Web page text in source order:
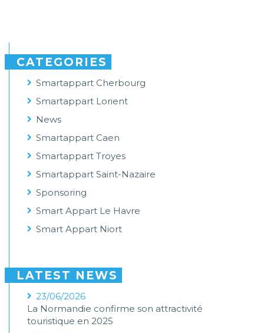
CATEGORIES
Smartappart Cherbourg
Smartappart Lorient
News
Smartappart Caen
Smartappart Troyes
Smartappart Saint-Nazaire
Sponsoring
Smart Appart Le Havre
Smart Appart Niort
LATEST NEWS
23/06/2026
La Normandie confirme son attractivité
touristique en 2025